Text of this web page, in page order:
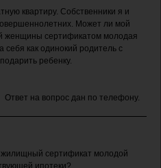
квартиру. Собственники я и
Может ли мой
женщины сертификатом молодая
как одинокий родитель с
ребенку.
Ответ на вопрос дан по телефону.
сертификат молодой
ипотеки?